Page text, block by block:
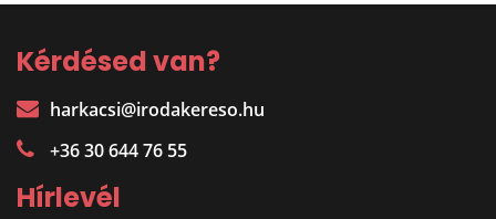
Kérdésed van?
harkacsi@irodakereso.hu
+36 30 644 76 55
Hírlevél